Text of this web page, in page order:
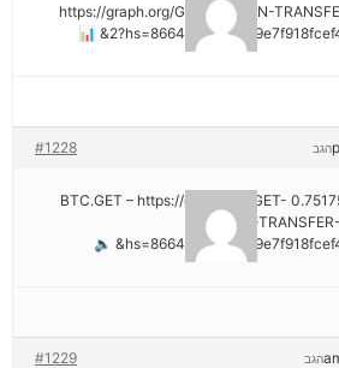
https://graph.org/GET-BITCOIN-
#1228 הגב
🔈 + 0.75175354 BTC.GET – https://graph.org/GET-
BITCOIN-
#1229 הגב